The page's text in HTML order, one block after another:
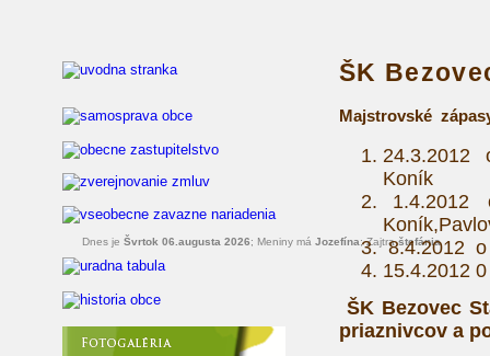
Dnes je Švrtok 06.augusta 2026; Meniny má Jozefí­na; Zajtraštefánia
ŠK
Majstrovské
Koník
8.4.2012
15.4.2012
ŠK Bezovec
priaznivcov a